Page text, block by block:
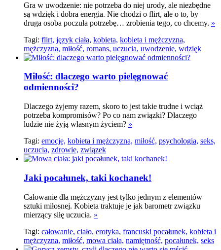
Gra w uwodzenie: nie potrzeba do niej urody, ale niezbędne
są wdzięk i dobra energia. Nie chodzi o flirt, ale o to, by
druga osoba poczuła potrzebę… zrobienia tego, co chcemy. »
Tagi: flirt, język ciała, kobieta, kobieta i mężczyzna,
mężczyzna, miłość, romans, uczucia, uwodzenie, wdzięk
Miłość: dlaczego warto pielęgnować
odmienności?
Dlaczego żyjemy razem, skoro to jest takie trudne i wciąż
potrzeba kompromisów? Po co nam związki? Dlaczego
ludzie nie żyją własnym życiem? »
Tagi: emocje, kobieta i mężczyzna, miłość, psychologia, seks,
uczucia, zdrowie, związek
Jaki pocałunek, taki kochanek!
Całowanie dla mężczyzny jest tylko jednym z elementów
sztuki miłosnej. Kobieta traktuje je jak barometr związku
mierzący siłę uczucia. »
Tagi: całowanie, ciało, erotyka, francuski pocałunek, kobieta i
mężczyzna, miłość, mowa ciała, namiętność, pocałunek, seks